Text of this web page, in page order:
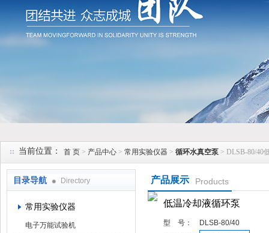
当前位置： 首 页 > 产品中心 > 常用实验仪器 > 循环水真空泵 > DLSB-80/40
目录导航 Directory
常用实验仪器
电子万能试验机
产品展示 Products
低温冷却液循环泵
型 号：
DLSB-80/40